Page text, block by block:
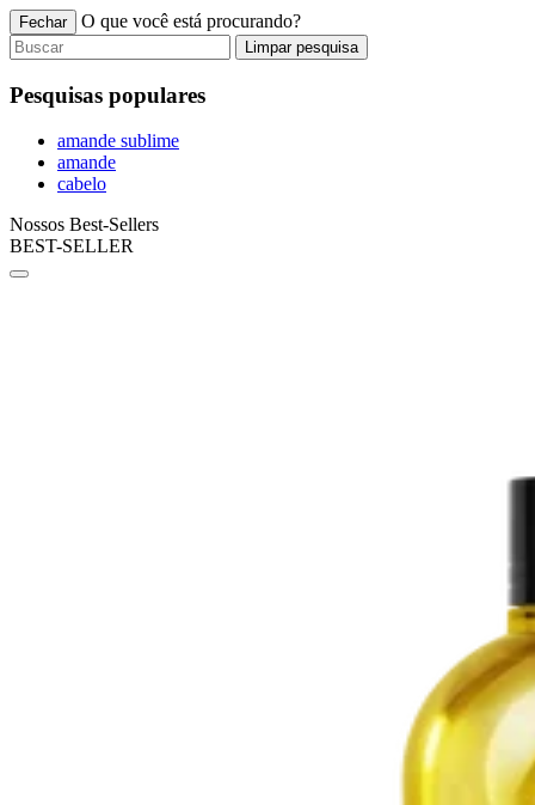
Fechar O que você está procurando?
Limpar pesquisa
Pesquisas populares
amande sublime
amande
cabelo
Nossos Best-Sellers
BEST-SELLER